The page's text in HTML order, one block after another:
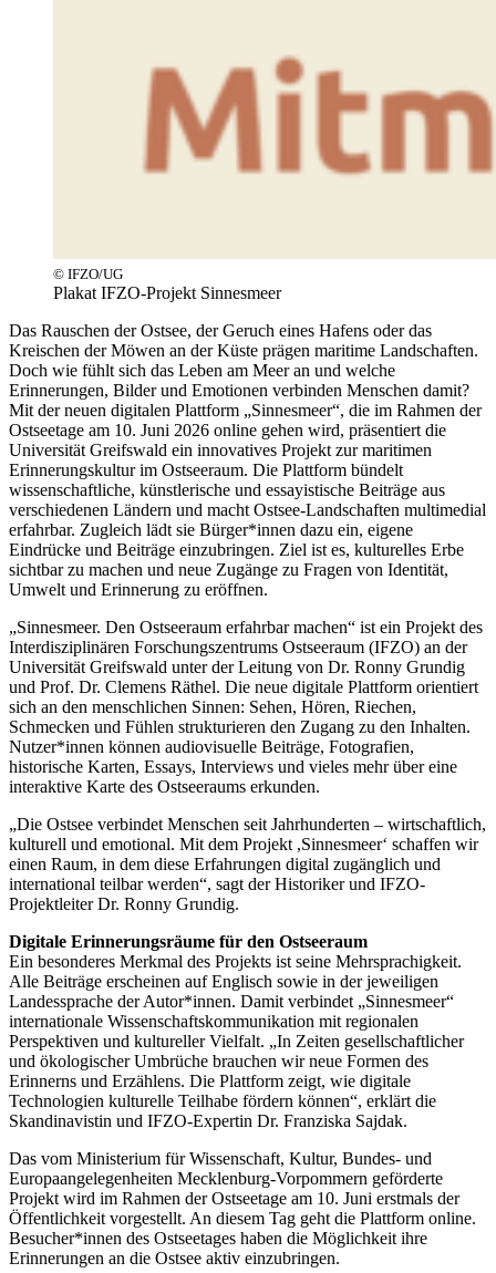
© IFZO/UG
Plakat IFZO-Projekt Sinnesmeer
Das Rauschen der Ostsee, der Geruch eines Hafens oder das
Kreischen der Möwen an der Küste prägen maritime Landschaften.
Doch wie fühlt sich das Leben am Meer an und welche
Erinnerungen, Bilder und Emotionen verbinden Menschen damit?
Mit der neuen digitalen Plattform „Sinnesmeer“, die im Rahmen der
Ostseetage am 10. Juni 2026 online gehen wird, präsentiert die
Universität Greifswald ein innovatives Projekt zur maritimen
Erinnerungskultur im Ostseeraum. Die Plattform bündelt
wissenschaftliche, künstlerische und essayistische Beiträge aus
verschiedenen Ländern und macht Ostsee-Landschaften multimedial
erfahrbar. Zugleich lädt sie Bürger*innen dazu ein, eigene
Eindrücke und Beiträge einzubringen. Ziel ist es, kulturelles Erbe
sichtbar zu machen und neue Zugänge zu Fragen von Identität,
Umwelt und Erinnerung zu eröffnen.
„Sinnesmeer. Den Ostseeraum erfahrbar machen“ ist ein Projekt des
Interdisziplinären Forschungszentrums Ostseeraum (IFZO) an der
Universität Greifswald unter der Leitung von Dr. Ronny Grundig
und Prof. Dr. Clemens Räthel. Die neue digitale Plattform orientiert
sich an den menschlichen Sinnen: Sehen, Hören, Riechen,
Schmecken und Fühlen strukturieren den Zugang zu den Inhalten.
Nutzer*innen können audiovisuelle Beiträge, Fotografien,
historische Karten, Essays, Interviews und vieles mehr über eine
interaktive Karte des Ostseeraums erkunden.
„Die Ostsee verbindet Menschen seit Jahrhunderten – wirtschaftlich,
kulturell und emotional. Mit dem Projekt ,Sinnesmeer‘ schaffen wir
einen Raum, in dem diese Erfahrungen digital zugänglich und
international teilbar werden“, sagt der Historiker und IFZO-
Projektleiter Dr. Ronny Grundig.
Digitale Erinnerungsräume für den Ostseeraum
Ein besonderes Merkmal des Projekts ist seine Mehrsprachigkeit.
Alle Beiträge erscheinen auf Englisch sowie in der jeweiligen
Landessprache der Autor*innen. Damit verbindet „Sinnesmeer“
internationale Wissenschaftskommunikation mit regionalen
Perspektiven und kultureller Vielfalt. „In Zeiten gesellschaftlicher
und ökologischer Umbrüche brauchen wir neue Formen des
Erinnerns und Erzählens. Die Plattform zeigt, wie digitale
Technologien kulturelle Teilhabe fördern können“, erklärt die
Skandinavistin und IFZO-Expertin Dr. Franziska Sajdak.
Das vom Ministerium für Wissenschaft, Kultur, Bundes- und
Europaangelegenheiten Mecklenburg-Vorpommern geförderte
Projekt wird im Rahmen der Ostseetage am 10. Juni erstmals der
Öffentlichkeit vorgestellt. An diesem Tag geht die Plattform online.
Besucher*innen des Ostseetages haben die Möglichkeit ihre
Erinnerungen an die Ostsee aktiv einzubringen.